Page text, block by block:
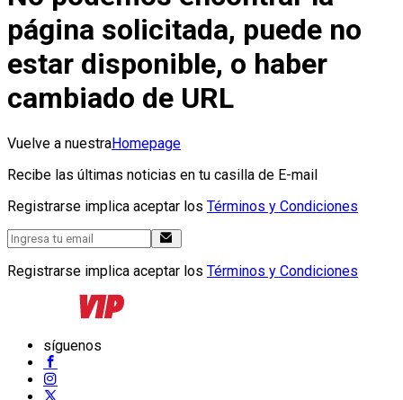
página solicitada, puede no
estar disponible, o haber
cambiado de URL
Vuelve a nuestraHomepage
Recibe las últimas noticias en tu casilla de E-mail
Registrarse implica aceptar los Términos y Condiciones
Registrarse implica aceptar los Términos y Condiciones
síguenos